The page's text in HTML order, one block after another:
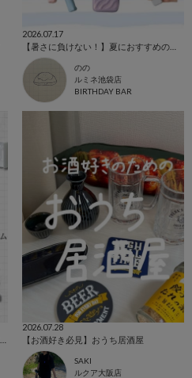
2026.07.17
【暑さに負けない！】夏におすすめのアイテム☀️
のの
ルミネ池袋店
BIRTHDAY BAR
2026.07.28
【お酒好き必見】おうち居酒屋
SAKI
ルクア大阪店